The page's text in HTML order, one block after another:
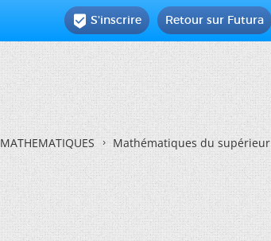
Retour sur Futura
 S'inscrire
MATHEMATIQUES Mathématiques du supérieur